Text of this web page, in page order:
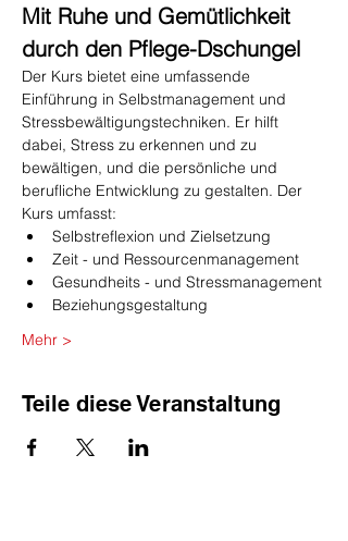
Mit Ruhe und Gemütlichkeit
durch den Pflege-Dschungel
Der Kurs bietet eine umfassende
Einführung in Selbstmanagement und
Stressbewältigungstechniken. Er hilft
dabei, Stress zu erkennen und zu
bewältigen, und die persönliche und
berufliche Entwicklung zu gestalten. Der
Kurs umfasst:
Selbstreflexion und Zielsetzung
Zeit - und Ressourcenmanagement
Gesundheits - und Stressmanagement
Beziehungsgestaltung
Mehr >
Teile diese Veranstaltung